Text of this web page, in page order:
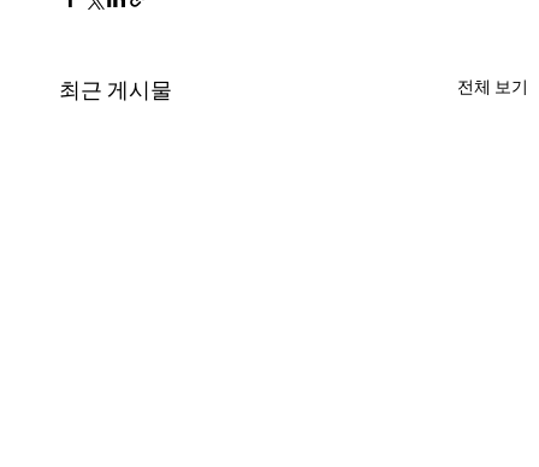
최근 게시물 전체 보기